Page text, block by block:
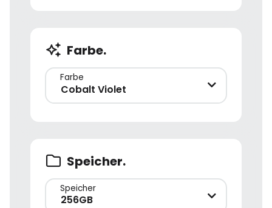
Farbe.
Farbe
Cobalt Violet
Speicher.
Speicher
256GB